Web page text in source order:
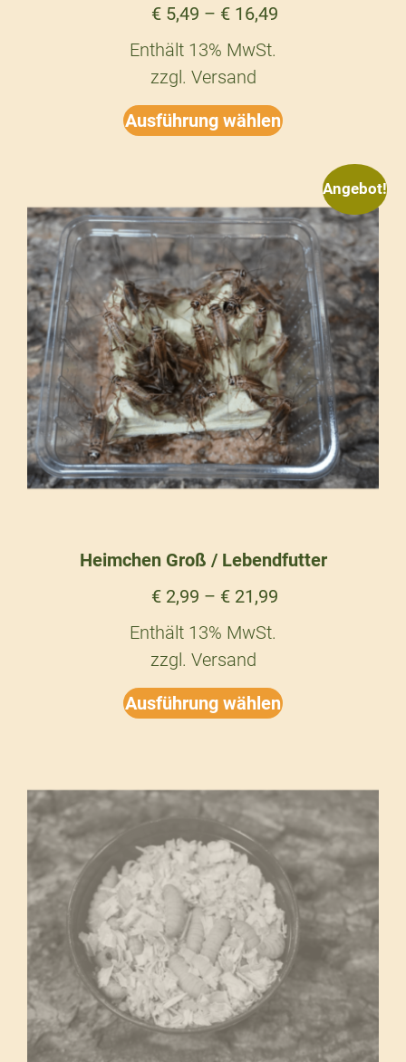
€5,49 – €16,49
Enthält 13% MwSt.
zzgl. Versand
Ausführung wählen
Angebot!
Heimchen Groß / Lebendfutter
€2,99 – €21,99
Enthält 13% MwSt.
zzgl. Versand
Ausführung wählen